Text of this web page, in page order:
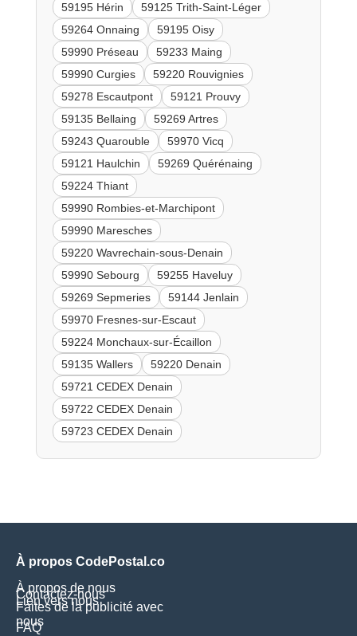
59195 Hérin
59125 Trith-Saint-Léger
59264 Onnaing
59195 Oisy
59990 Préseau
59233 Maing
59990 Curgies
59220 Rouvignies
59278 Escautpont
59121 Prouvy
59135 Bellaing
59269 Artres
59243 Quarouble
59970 Vicq
59121 Haulchin
59269 Quérénaing
59224 Thiant
59990 Rombies-et-Marchipont
59990 Maresches
59220 Wavrechain-sous-Denain
59990 Sebourg
59255 Haveluy
59269 Sepmeries
59144 Jenlain
59970 Fresnes-sur-Escaut
59224 Monchaux-sur-Écaillon
59135 Wallers
59220 Denain
59721 CEDEX Denain
59722 CEDEX Denain
59723 CEDEX Denain
À propos CodePostal.co
À propos de nous
Contactez-nous
Lien vers nous
Faites de la publicité avec
nous
FAQ